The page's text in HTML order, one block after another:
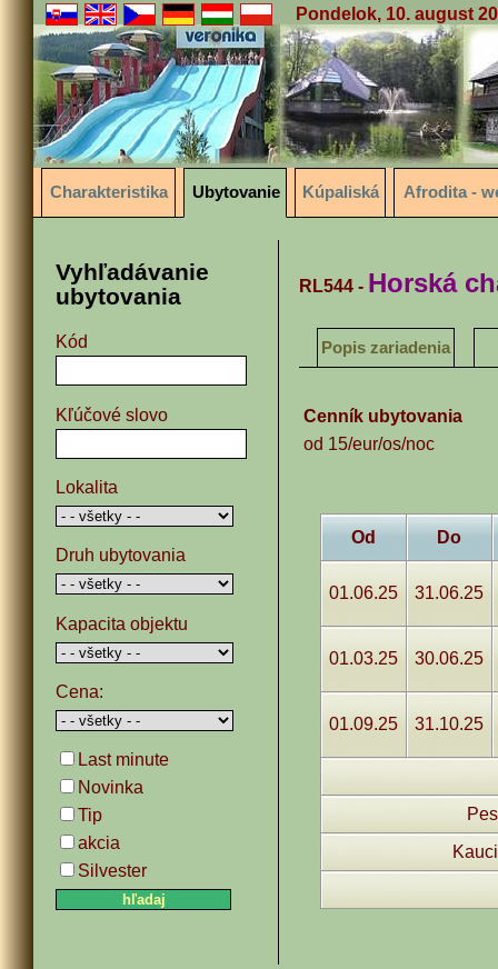
Pondelok, 10. august
Charakteristika Ubytovanie Kúpaliská Afrodita -
Vyhľadávanie
ubytovania
Kód
Kľúčové slovo
Lokalita
Druh ubytovania
Kapacita objektu
Cena:
Last minute
Novinka
Tip
akcia
Silvester
RL544 - Horská
Popis zariadenia
Cenník ubytovania
od 15/eur/os/noc
Od Do
01.06.25 31.06.25
01.03.25 30.06.25
01.09.25 31.10.25
Pes